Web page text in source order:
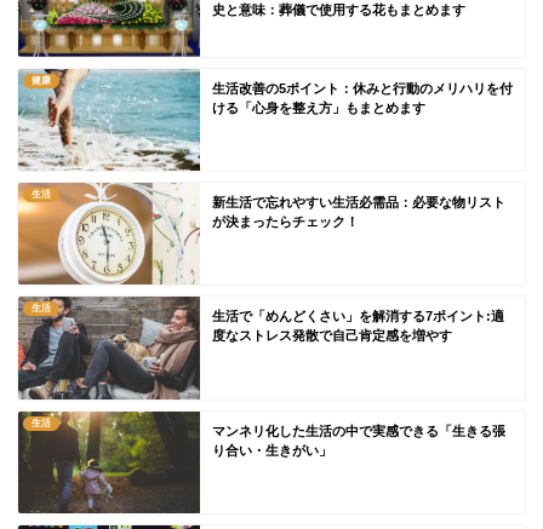
史と意味：葬儀で使用する花もまとめます
健康
生活改善の5ポイント：休みと行動のメリハリを付
ける「心身を整え方」もまとめます
生活
新生活で忘れやすい生活必需品：必要な物リスト
が決まったらチェック！
生活
生活で「めんどくさい」を解消する7ポイント:適
度なストレス発散で自己肯定感を増やす
生活
マンネリ化した生活の中で実感できる「生きる張
り合い・生きがい」